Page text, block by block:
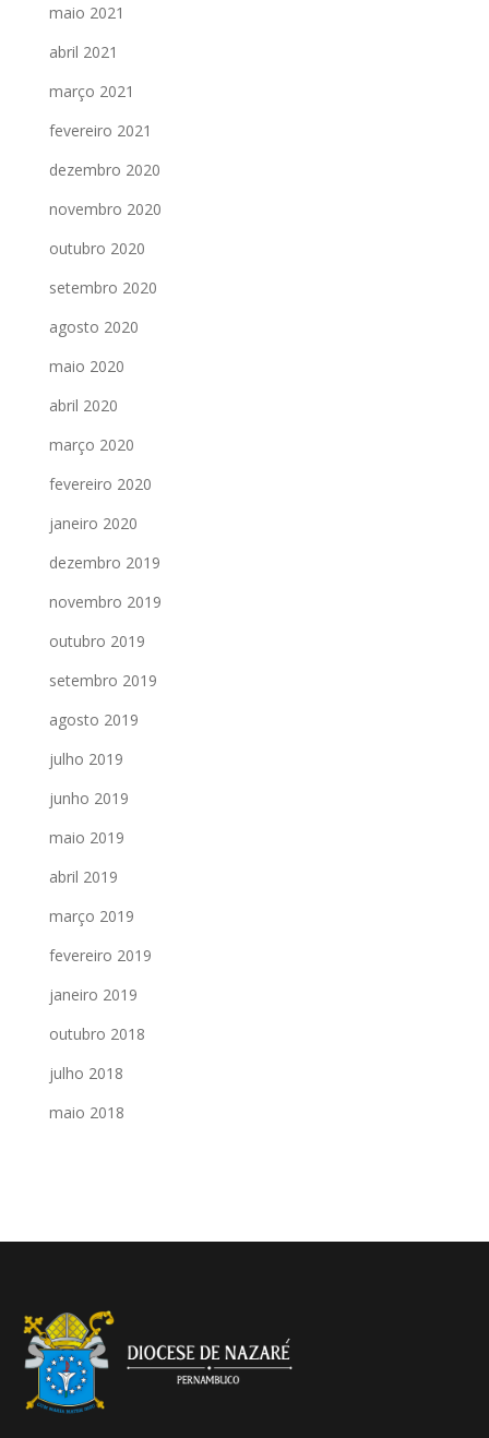
maio 2021
abril 2021
março 2021
fevereiro 2021
dezembro 2020
novembro 2020
outubro 2020
setembro 2020
agosto 2020
maio 2020
abril 2020
março 2020
fevereiro 2020
janeiro 2020
dezembro 2019
novembro 2019
outubro 2019
setembro 2019
agosto 2019
julho 2019
junho 2019
maio 2019
abril 2019
março 2019
fevereiro 2019
janeiro 2019
outubro 2018
julho 2018
maio 2018